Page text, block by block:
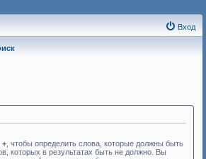
Вход
+ , чтобы определить слова, которые должны быть
которых в результатах быть не должно. Вы